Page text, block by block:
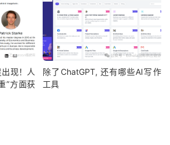
现！人
”方面获
除了ChatGPT, 还有哪些AI写作
工具